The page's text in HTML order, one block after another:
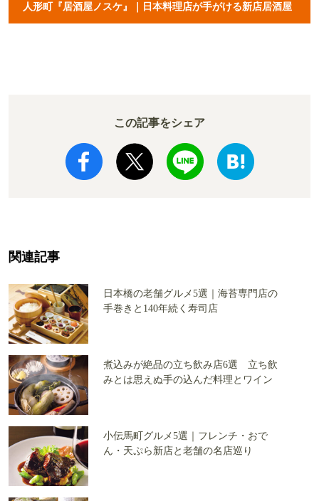
人形町『居酒屋ノスケ』｜日本料理店が手がける新店居酒屋
この記事をシェア
関連記事
日本橋の老舗グルメ5選｜海苔専門店の
手巻きと140年続く寿司店
煮込みが絶品の立ち飲み店6選 立ち飲
みとは思えぬ手の込んだ料理とワイン
小伝馬町グルメ5選｜フレンチ・おで
ん・天ぷら新店と老舗の名店巡り